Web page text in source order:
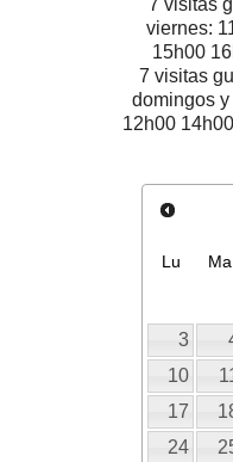
7 visitas
viernes:
15h00
7 visitas
domingos
12h00
Lu Ma
3
10
17
24